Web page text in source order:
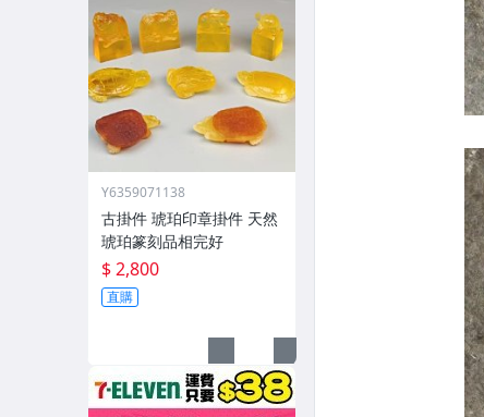
Y6359071138
古掛件 琥珀印章掛件 天然
琥珀篆刻品相完好
$ 2,800
直購